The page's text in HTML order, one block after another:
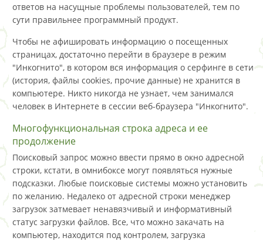
ответов на насущные проблемы пользователей, тем по
сути правильнее программный продукт.
Чтобы не афишировать информацию о посещенных
страницах, достаточно перейти в браузере в режим
"Инкогнито", в котором вся информация о серфинге в сети
(история, файлы cookies, прочие данные) не хранится в
компьютере. Никто никогда не узнает, чем занимался
человек в Интернете в сессии веб-браузера "Инкогнито".
Многофункциональная строка адреса и ее
продолжение
Поисковый запрос можно ввести прямо в окно адресной
строки, кстати, в омнибоксе могут появляться нужные
подсказки. Любые поисковые системы можно установить
по желанию. Недалеко от адресной строки менеджер
загрузок затмевает ненавязчивый и информативный
статус загрузки файлов. Все, что можно закачать на
компьютер, находится под контролем, загрузка